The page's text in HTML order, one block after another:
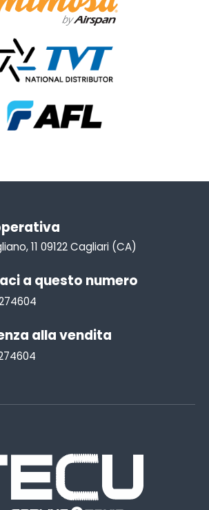
11 09122 Cagliari (CA)
a questo numero
alla vendita